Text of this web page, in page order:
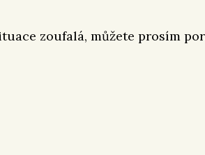
zoufalá, můžete prosím